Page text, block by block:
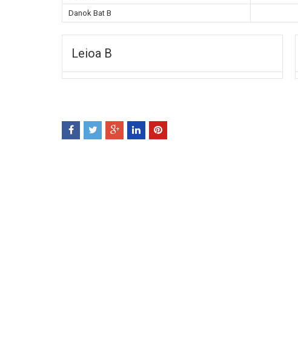
Danok Bat B
Leioa B